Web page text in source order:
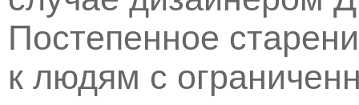
Постепенное
к людям с